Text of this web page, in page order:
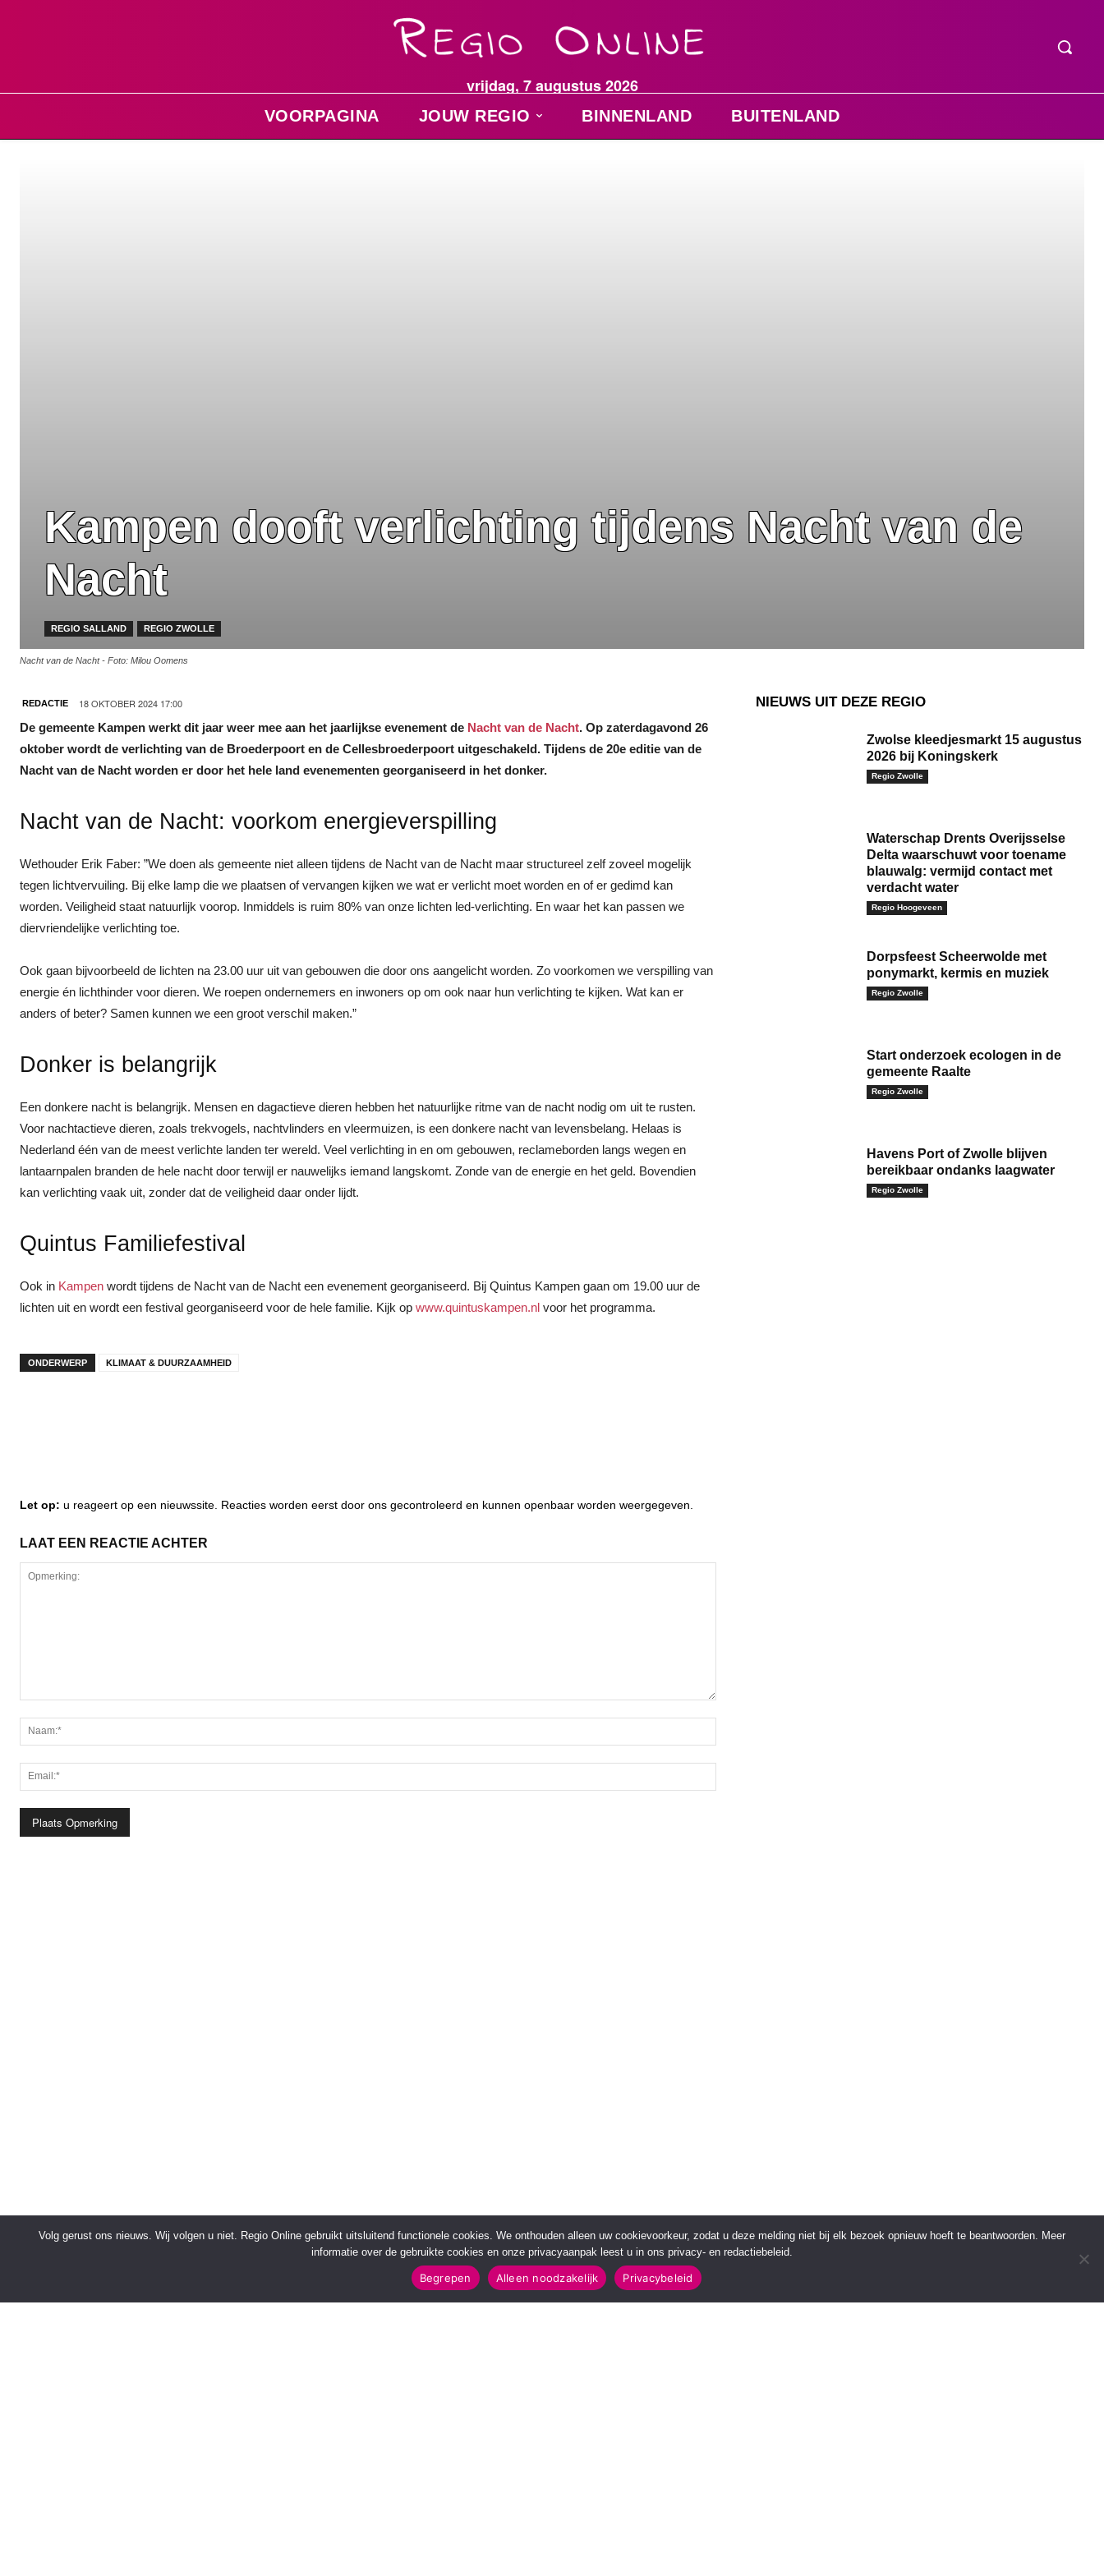
vrijdag, 7 augustus 2026
VOORPAGINA JOUW REGIO BINNENLAND BUITENLAND
Kampen dooft verlichting tijdens Nacht van de
Nacht
REGIO SALLAND REGIO ZWOLLE
Nacht van de Nacht - Foto: Milou Oomens
REDACTIE 18 OKTOBER 2024 17:00
De gemeente Kampen werkt dit jaar weer mee aan het jaarlijkse evenement de Nacht van de Nacht. Op zaterdagavond 26
oktober wordt de verlichting van de Broederpoort en de Cellesbroederpoort uitgeschakeld. Tijdens de 20e editie van de
Nacht van de Nacht worden er door het hele land evenementen georganiseerd in het donker.
Nacht van de Nacht: voorkom energieverspilling
Wethouder Erik Faber: ”We doen als gemeente niet alleen tijdens de Nacht van de Nacht maar structureel zelf zoveel mogelijk
tegen lichtvervuiling. Bij elke lamp die we plaatsen of vervangen kijken we wat er verlicht moet worden en of er gedimd kan
worden. Veiligheid staat natuurlijk voorop. Inmiddels is ruim 80% van onze lichten led-verlichting. En waar het kan passen we
diervriendelijke verlichting toe.
Ook gaan bijvoorbeeld de lichten na 23.00 uur uit van gebouwen die door ons aangelicht worden. Zo voorkomen we verspilling van
energie én lichthinder voor dieren. We roepen ondernemers en inwoners op om ook naar hun verlichting te kijken. Wat kan er
anders of beter? Samen kunnen we een groot verschil maken.”
Donker is belangrijk
Een donkere nacht is belangrijk. Mensen en dagactieve dieren hebben het natuurlijke ritme van de nacht nodig om uit te rusten.
Voor nachtactieve dieren, zoals trekvogels, nachtvlinders en vleermuizen, is een donkere nacht van levensbelang. Helaas is
Nederland één van de meest verlichte landen ter wereld. Veel verlichting in en om gebouwen, reclameborden langs wegen en
lantaarnpalen branden de hele nacht door terwijl er nauwelijks iemand langskomt. Zonde van de energie en het geld. Bovendien
kan verlichting vaak uit, zonder dat de veiligheid daar onder lijdt.
Quintus Familiefestival
Ook in Kampen wordt tijdens de Nacht van de Nacht een evenement georganiseerd. Bij Quintus Kampen gaan om 19.00 uur de
lichten uit en wordt een festival georganiseerd voor de hele familie. Kijk op www.quintuskampen.nl voor het programma.
ONDERWERP KLIMAAT & DUURZAAMHEID
Let op: u reageert op een nieuwssite. Reacties worden eerst door ons gecontroleerd en kunnen openbaar worden weergegeven.
LAAT EEN REACTIE ACHTER
NIEUWS UIT DEZE REGIO
Zwolse kleedjesmarkt 15 augustus
2026 bij Koningskerk
Regio Zwolle
Waterschap Drents Overijsselse
Delta waarschuwt voor toename
blauwalg: vermijd contact met
verdacht water
Regio Hoogeveen
Dorpsfeest Scheerwolde met
ponymarkt, kermis en muziek
Regio Zwolle
Start onderzoek ecologen in de
gemeente Raalte
Regio Zwolle
Havens Port of Zwolle blijven
bereikbaar ondanks laagwater
Regio Zwolle
Volg gerust ons nieuws. Wij volgen u niet. Regio Online gebruikt uitsluitend functionele cookies. We onthouden alleen uw cookievoorkeur, zodat u deze melding niet bij elk bezoek opnieuw hoeft te beantwoorden. Meer
informatie over de gebruikte cookies en onze privacyaanpak leest u in ons privacy- en redactiebeleid.
Begrepen Alleen noodzakelijk Privacybeleid